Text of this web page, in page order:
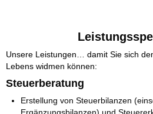
Unsere Leistungen… damit Sie sich
Lebens widmen können:
Steuerberatung
Erstellung von Steuerbilanzen